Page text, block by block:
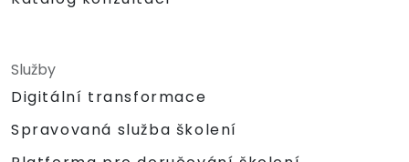
Služby
Digitální transformace
Spravovaná služba školení